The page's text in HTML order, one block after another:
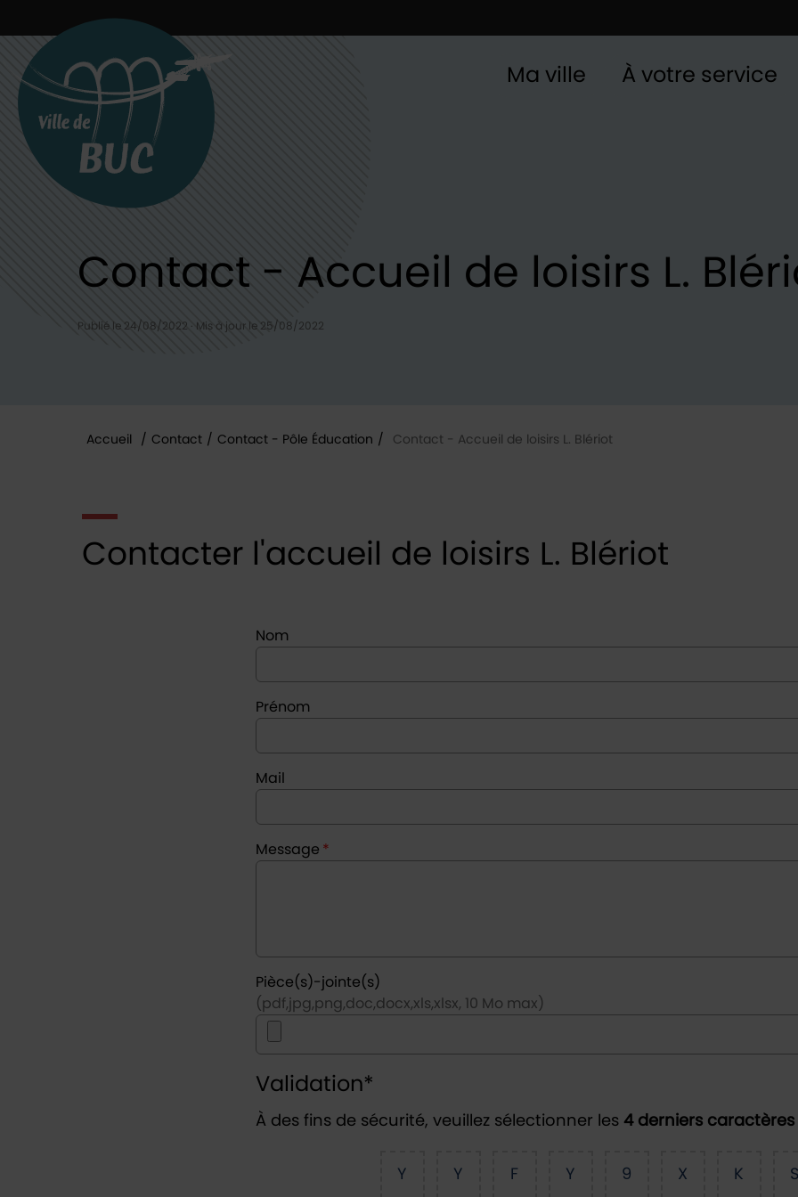
Ma ville À votre service
Contact - Accueil de loisirs L.
Publié le 24/08/2022 · Mis à jour le 25/08/2022
Accueil / Contact / Contact - Pôle Éducation / Contact - Accueil de loisirs L. Blériot
Contacter l'accueil de loisirs L. Blériot
Nom
Prénom
Mail
Message *
Pièce(s)-jointe(s)
(pdf,jpg,png,doc,docx,xls,xlsx, 10 Mo max)
Validation*
À des fins de sécurité, veuillez sélectionner les 4 derniers caractères
Y Y F Y 9 X K S